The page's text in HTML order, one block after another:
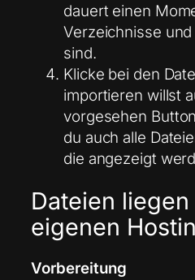
dauert einen
Verzeichnisse
sind.
Klicke bei den
importieren willst
vorgesehen
du auch alle
die angezeigt
Dateien
eigenen
Vorbereitung